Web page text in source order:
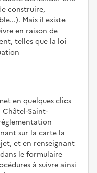
construire,
Mais il existe
en raison de
telles que la loi
en quelques clics
Saint-
sur la carte la
et en renseignant
le formulaire
à suivre ainsi